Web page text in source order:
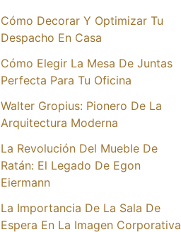
Cómo Decorar Y Optimizar Tu
Despacho En Casa
Cómo Elegir La Mesa De Juntas
Perfecta Para Tu Oficina
Walter Gropius: Pionero De La
Arquitectura Moderna
La Revolución Del Mueble De
Ratán: El Legado De Egon
Eiermann
La Importancia De La Sala De
Espera En La Imagen Corporativa